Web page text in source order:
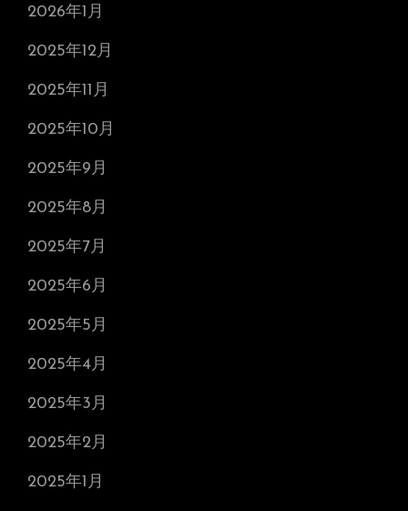
2026年1月
2025年12月
2025年11月
2025年10月
2025年9月
2025年8月
2025年7月
2025年6月
2025年5月
2025年4月
2025年3月
2025年2月
2025年1月